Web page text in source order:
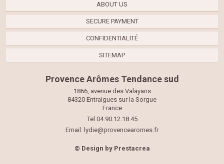
ABOUT US
SECURE PAYMENT
CONFIDENTIALITÉ
SITEMAP
Provence Arômes Tendance sud
1866, avenue des Valayans
84320 Entraigues sur la Sorgue
France
Tel 04.90.12.18.45
Email: lydie@provencearomes.fr
© Design by Prestacrea